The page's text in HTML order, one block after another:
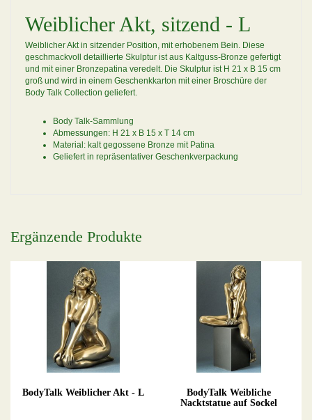
Weiblicher Akt, sitzend - L
Weiblicher Akt in sitzender Position, mit erhobenem Bein. Diese
geschmackvoll detaillierte Skulptur ist aus Kaltguss-Bronze gefertigt
und mit einer Bronzepatina veredelt. Die Skulptur ist H 21 x B 15 cm
groß und wird in einem Geschenkkarton mit einer Broschüre der
Body Talk Collection geliefert.
Body Talk-Sammlung
Abmessungen: H 21 x B 15 x T 14 cm
Material: kalt gegossene Bronze mit Patina
Geliefert in repräsentativer Geschenkverpackung
Ergänzende Produkte
BodyTalk Weiblicher Akt - L
BodyTalk Weibliche
Nacktstatue auf Sockel